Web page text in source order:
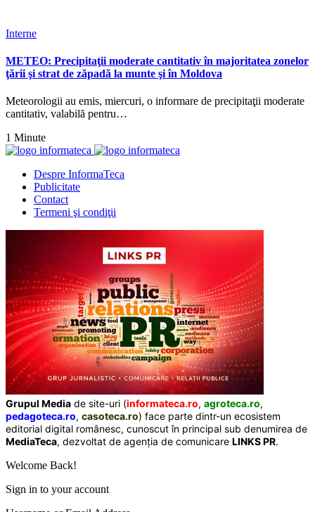
Interne
METEO: Precipitaţii moderate cantitativ în majoritatea zonelor
ţării şi strat de zăpadă la munte şi în Moldova
Meteorologii au emis, miercuri, o informare de precipitaţii moderate
cantitativ, valabilă pentru…
1 Minute
Despre InformaTeca
Publicitate
Contact
Termeni şi condiţii
Grupul Media de site-uri (informateca.ro, agroteca.ro,
pedagoteca.ro, casoteca.ro) face parte dintr-un ecosistem
editorial digital românesc, cunoscut în principal sub denumirea de
MediaTeca, dezvoltat de agenția de comunicare LINKS PR.
Welcome Back!
Sign in to your account